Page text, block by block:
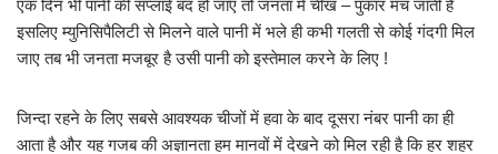
एक दिन भी पानी की सप्लाई बंद हो जाए तो जनता में चीख – पुकार मच जाती है
इसलिए म्युनिसिपैलिटी से मिलने वाले पानी में भले ही कभी गलती से कोई गंदगी मिल
जाए तब भी जनता मजबूर है उसी पानी को इस्तेमाल करने के लिए !
जिन्दा रहने के लिए सबसे आवश्यक चीजों में हवा के बाद दूसरा नंबर पानी का ही
आता है और यह गजब की अज्ञानता हम मानवों में देखने को मिल रही है कि हर शहर